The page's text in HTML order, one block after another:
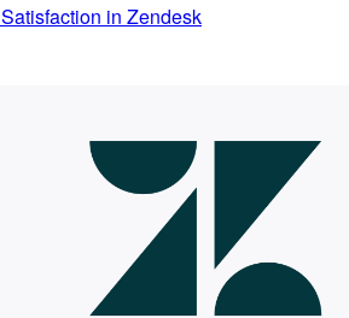
in Zendesk